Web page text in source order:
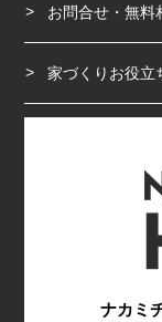
お問合せ・無料
家づくりお役立
ナカミ